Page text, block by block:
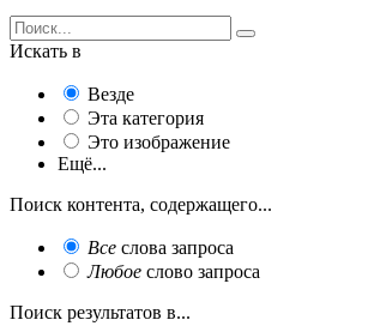
Искать в
Везде
Эта категория
Это изображение
Ещё...
Поиск контента, содержащего...
Все слова запроса
Любое слово запроса
Поиск результатов в...